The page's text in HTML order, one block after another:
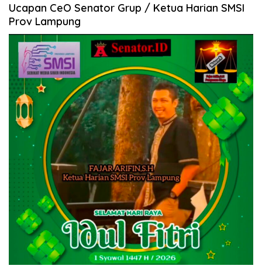
Ucapan CeO Senator Grup / Ketua Harian SMSI
Prov Lampung